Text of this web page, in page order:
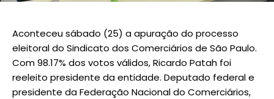
Aconteceu sábado (25) a apuração do processo
eleitoral do Sindicato dos Comerciários de São Paulo.
Com 98.17% dos votos válidos, Ricardo Patah foi
reeleito presidente da entidade. Deputado federal e
presidente da Federação Nacional do Comerciários,